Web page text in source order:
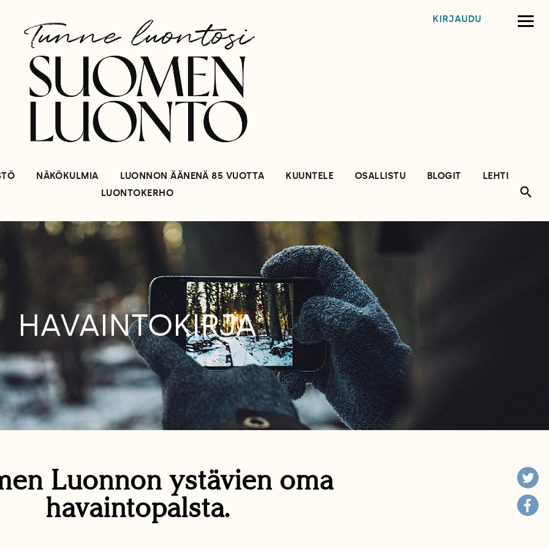
KIRJAUDU
NÄKÖKULMIA LUONNON ÄÄNENÄ 85 VUOTTA KUUNTELE OSALLISTU BLOGIT
LEHTI
LUONTOKERHO
HAVAINTOKIRJA
Luonnon ystävien oma
havaintopalsta.